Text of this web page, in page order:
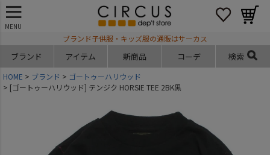
MENU
ブランド子供服・キッズ服の通販はサーカス
ブランド アイテム 新商品 コーデ 検索
HOME ブランド
ゴートゥーハリウッド
[ゴートゥーハリウッド] テンジク HORSIE TEE 2BK黒